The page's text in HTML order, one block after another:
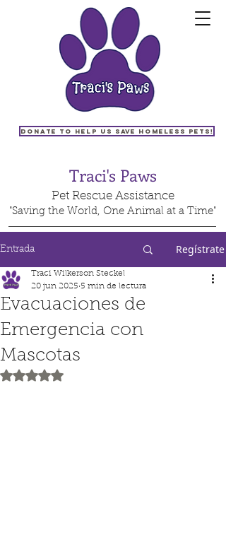
Pet Rescue Assistance
Traci's Paws
"Saving the World, One Animal at a Time"
Donate to help us save homeless pets!
Entrada Regístrate
Evacuaciones de
Emergencia con
Mascotas
Traci Wilkerson Steckel
20 jun 2025 5 min de lectura
Obtuvo NaN de 5 estrellas.